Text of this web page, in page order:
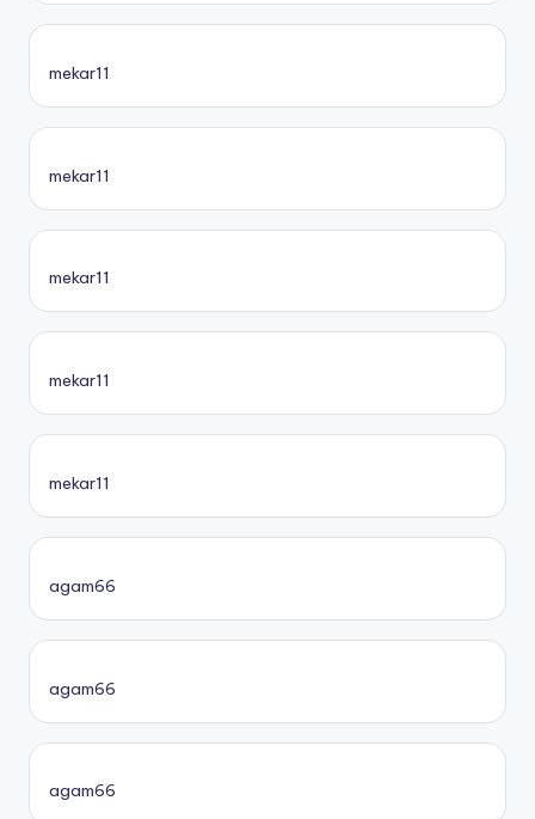
mekar11
mekar11
mekar11
mekar11
mekar11
agam66
agam66
agam66